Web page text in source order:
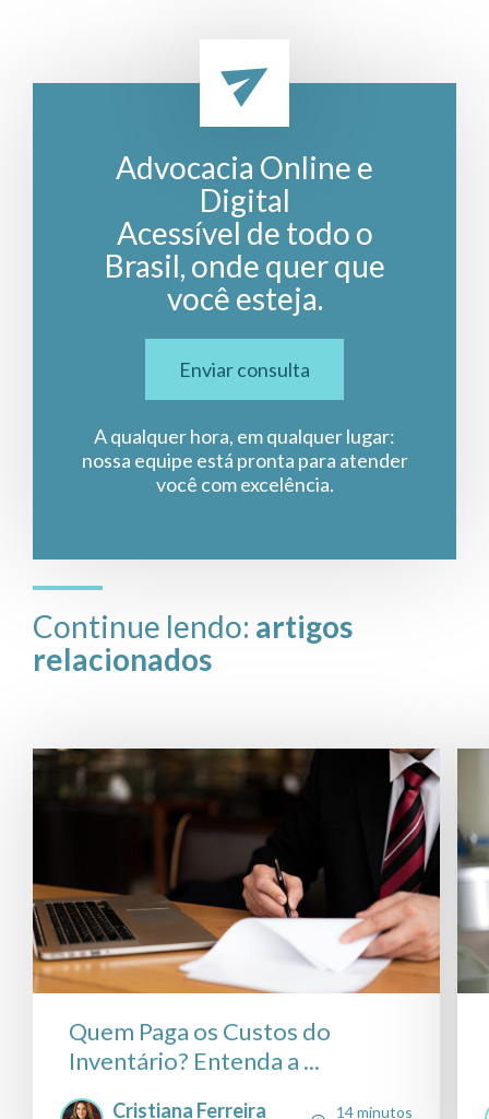
Advocacia Online e
Digital
Acessível de todo o
Brasil, onde quer que
você esteja.
Enviar consulta
A qualquer hora, em qualquer lugar:
nossa equipe está pronta para atender
você com excelência.
Continue lendo: artigos
relacionados
Quem Paga os Custos do
Inventário? Entenda a ...
Cristiana Ferreira
14 minutos